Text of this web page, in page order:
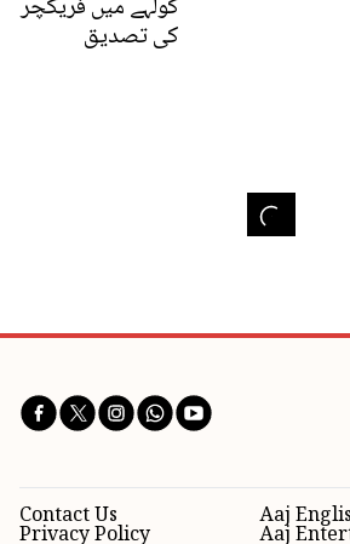
کولہے میں فریکچر
کی تصدیق
Aaj
Aaj
Contact Us
Privacy Policy